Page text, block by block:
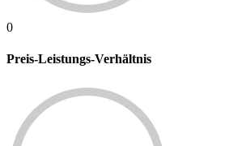
0
Preis-Leistungs-Verhältnis